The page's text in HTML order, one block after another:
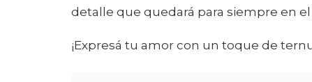
detalle que quedará para siempre en
¡Expresá tu amor con un toque de